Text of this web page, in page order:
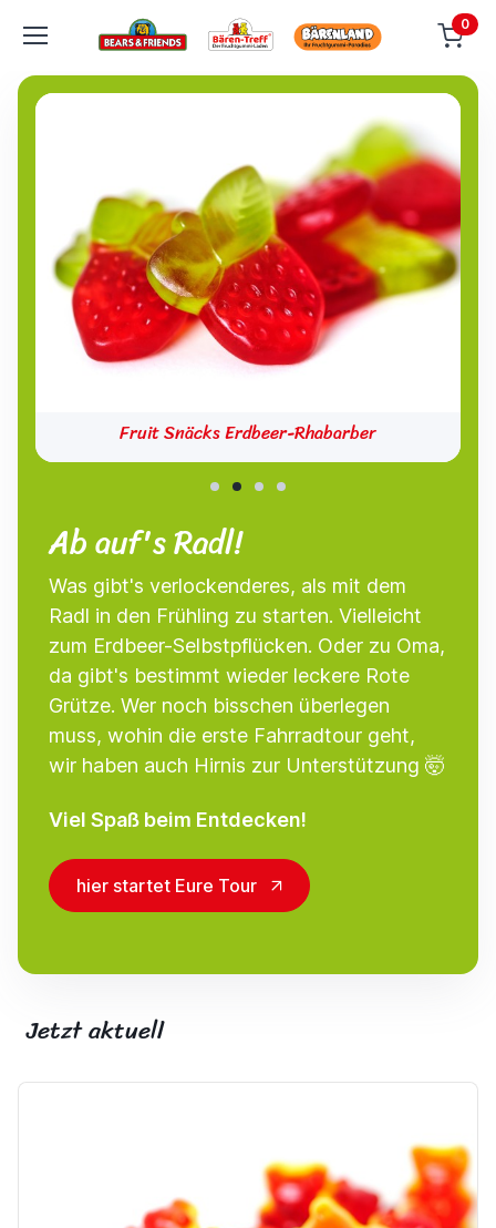
0
Fruchtsaft-Fahrräder
Fruit Snäcks Erdbeer-Rhabarber
Fruchtsaft-Rote Grütze-Bären
Hirnis
Ab auf's Radl!
Was gibt's verlockenderes, als mit dem
Radl in den Frühling zu starten. Vielleicht
zum Erdbeer-Selbstpflücken. Oder zu Oma,
da gibt's bestimmt wieder leckere Rote
Grütze. Wer noch bisschen überlegen
muss, wohin die erste Fahrradtour geht,
wir haben auch Hirnis zur Unterstützung 🤯
Viel Spaß beim Entdecken!
hier startet Eure Tour
Jetzt aktuell